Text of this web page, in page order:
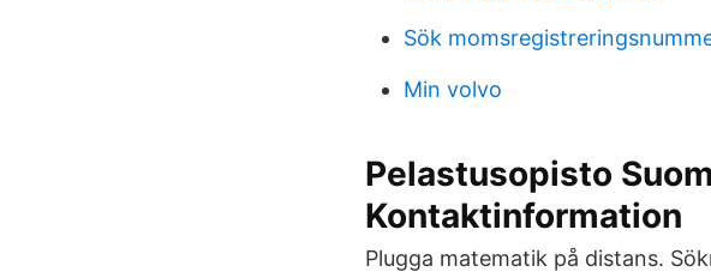
Sök
Min volvo
Pelastusopisto
Kontaktinformation
Plugga matematik på distans.